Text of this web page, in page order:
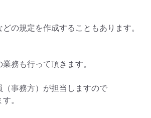
の規定を作成することもあります。
務も行って頂きます。
事務方）が担当しますので
。